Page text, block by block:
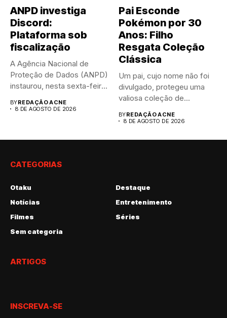
ANPD investiga
Discord:
Plataforma sob
fiscalização
A Agência Nacional de
Proteção de Dados (ANPD)
instaurou, nesta sexta-feira
BYREDAÇÃO ACNE
8 DE AGOSTO DE 2026
Pai Esconde
Pokémon por 30
Anos: Filho
Resgata Coleção
Clássica
Um pai, cujo nome não foi
divulgado, protegeu uma
valiosa coleção de...
BYREDAÇÃO ACNE
8 DE AGOSTO DE 2026
CATEGORIAS
Otaku
Destaque
Notícias
Entretenimento
Filmes
Séries
Sem categoria
ARTIGOS
INSCREVA-SE